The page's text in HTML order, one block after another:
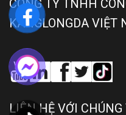
CÔNG TY TNHH
KANGLONGDA VIỆT
LIÊN HỆ VỚI CHÚNG